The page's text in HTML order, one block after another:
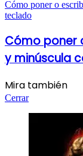
Cómo poner o
teclado
Cómo poner
y minúscula
Mira también
Cerrar